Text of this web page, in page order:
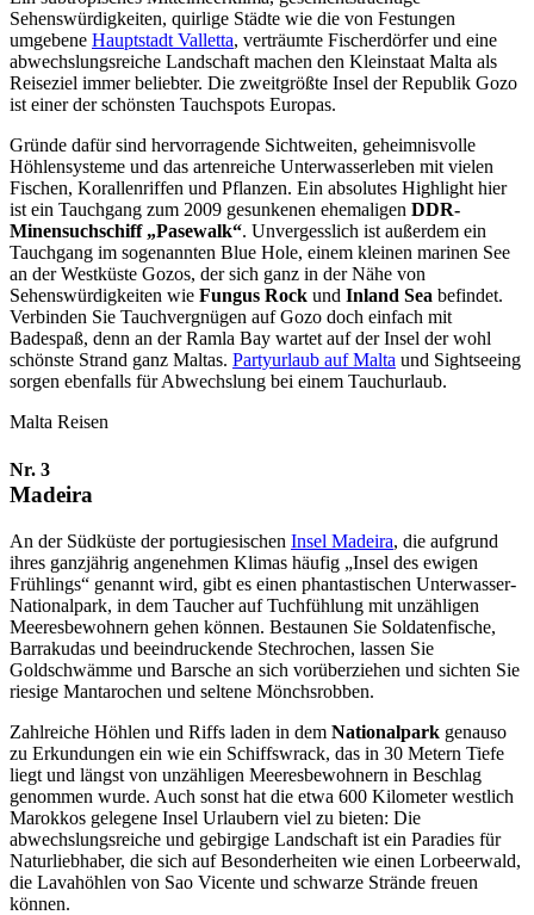
Sehenswürdigkeiten, quirlige Städte wie die von Festungen
umgebene Hauptstadt Valletta, verträumte Fischerdörfer und eine
abwechslungsreiche Landschaft machen den Kleinstaat Malta als
Reiseziel immer beliebter. Die zweitgrößte Insel der Republik Gozo
ist einer der schönsten Tauchspots Europas.
Gründe dafür sind hervorragende Sichtweiten, geheimnisvolle
Höhlensysteme und das artenreiche Unterwasserleben mit vielen
Fischen, Korallenriffen und Pflanzen. Ein absolutes Highlight hier
ist ein Tauchgang zum 2009 gesunkenen ehemaligen DDR-
Minensuchschiff „Pasewalk“. Unvergesslich ist außerdem ein
Tauchgang im sogenannten Blue Hole, einem kleinen marinen See
an der Westküste Gozos, der sich ganz in der Nähe von
Sehenswürdigkeiten wie Fungus Rock und Inland Sea befindet.
Verbinden Sie Tauchvergnügen auf Gozo doch einfach mit
Badespaß, denn an der Ramla Bay wartet auf der Insel der wohl
schönste Strand ganz Maltas. Partyurlaub auf Malta und Sightseeing
sorgen ebenfalls für Abwechslung bei einem Tauchurlaub.
Malta Reisen
Nr. 3
Madeira
An der Südküste der portugiesischen Insel Madeira, die aufgrund
ihres ganzjährig angenehmen Klimas häufig „Insel des ewigen
Frühlings“ genannt wird, gibt es einen phantastischen Unterwasser-
Nationalpark, in dem Taucher auf Tuchfühlung mit unzähligen
Meeresbewohnern gehen können. Bestaunen Sie Soldatenfische,
Barrakudas und beeindruckende Stechrochen, lassen Sie
Goldschwämme und Barsche an sich vorüberziehen und sichten Sie
riesige Mantarochen und seltene Mönchsrobben.
Zahlreiche Höhlen und Riffs laden in dem Nationalpark genauso
zu Erkundungen ein wie ein Schiffswrack, das in 30 Metern Tiefe
liegt und längst von unzähligen Meeresbewohnern in Beschlag
genommen wurde. Auch sonst hat die etwa 600 Kilometer westlich
Marokkos gelegene Insel Urlaubern viel zu bieten: Die
abwechslungsreiche und gebirgige Landschaft ist ein Paradies für
Naturliebhaber, die sich auf Besonderheiten wie einen Lorbeerwald,
die Lavahöhlen von Sao Vicente und schwarze Strände freuen
können.